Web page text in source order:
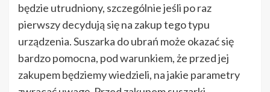
będzie utrudniony, szczególnie jeśli po raz
pierwszy decydują się na zakup tego typu
urządzenia. Suszarka do ubrań może okazać się
bardzo pomocna, pod warunkiem, że przed jej
zakupem będziemy wiedzieli, na jakie parametry